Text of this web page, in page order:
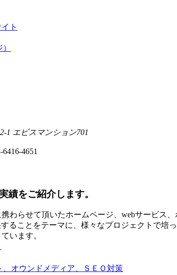
ト
1 エビスマンション701
4651
績をご紹介します。
わらせて頂いたホームページ、webサービス
ることをテーマに、様々なプロジェクトで培
います。
、オウンドメディア、ＳＥＯ対策